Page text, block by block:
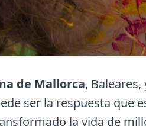
de Mallorca,
ser la respuesta que
la vida de